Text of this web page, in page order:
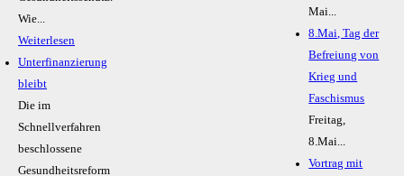
Wie...
Weiterlesen
Unterfinanzierung
bleibt
Die im
Schnellverfahren
beschlossene
Gesundheitsreform
Mai...
8.Mai, Tag der
Befreiung von
Krieg und
Faschismus
Freitag,
8.Mai...
Vortrag mit